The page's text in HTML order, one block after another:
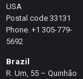
USA
Postal code 33131
Phone. +1 305-779-
5692
Brazil
R. Um, 55 – Quinhão